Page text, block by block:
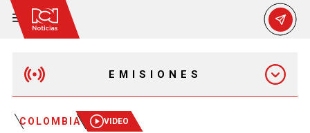
EMISIONES
MAÑANA EXPRESS
COLOMBIA VIDEO